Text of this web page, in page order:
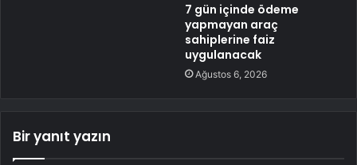
7 gün içinde ödeme
yapmayan araç
sahiplerine faiz
uygulanacak
Ağustos 6, 2026
Bir yanıt yazın